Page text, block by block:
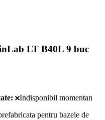
LT B40L 9 buc
Indisponibil momentan
pentru bazele de